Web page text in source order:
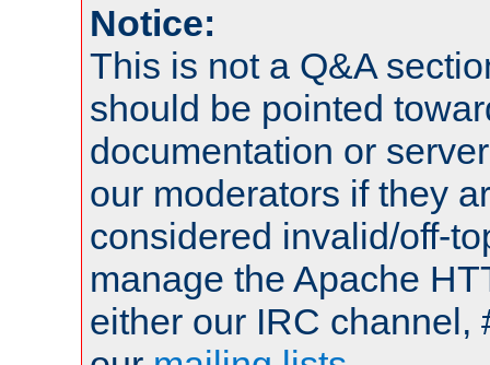
Notice:
This is not a Q&A
should be pointed
documentation or
our moderators if they
considered invalid/off-
manage the Apache
either our IRC channel,